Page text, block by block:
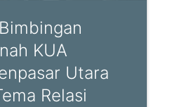
KUA
Utara
Relasi